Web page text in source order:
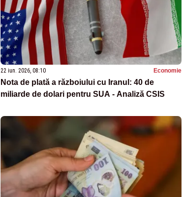
22 iun. 2026, 08:10 Economie
Nota de plată a războiului cu Iranul: 40 de
miliarde de dolari pentru SUA - Analiză CSIS